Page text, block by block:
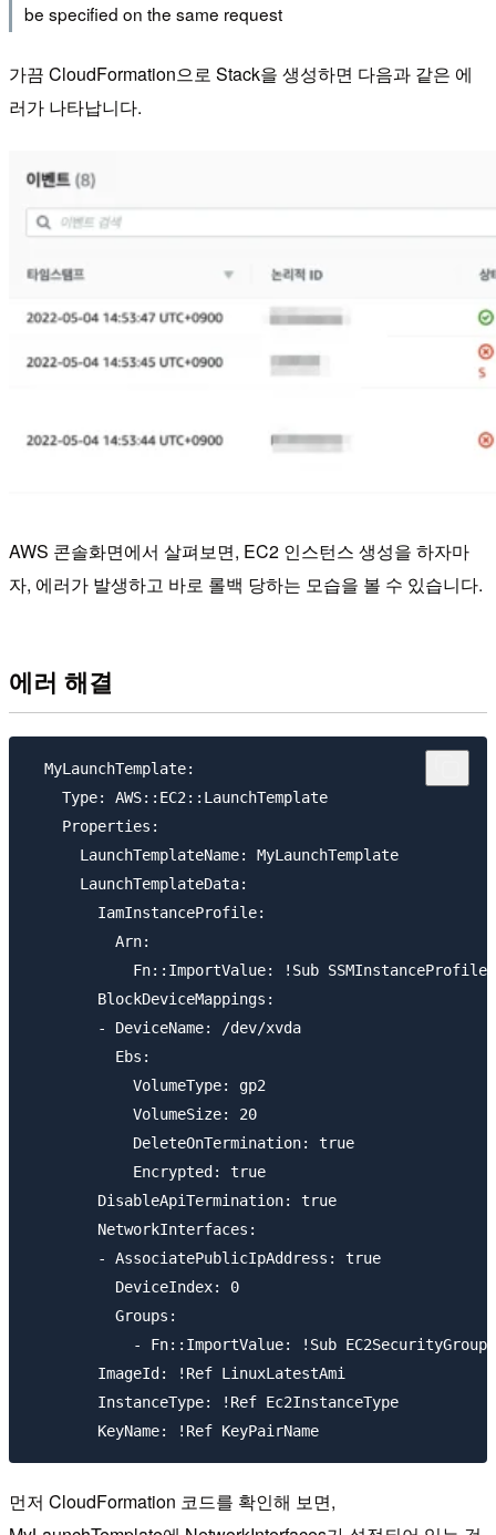
be specified on the same request
가끔 CloudFormation으로 Stack을 생성하면 다음과 같은 에
러가 나타납니다.
AWS 콘솔화면에서 살펴보면, EC2 인스턴스 생성을 하자마
자, 에러가 발생하고 바로 롤백 당하는 모습을 볼 수 있습니다.
에러 해결
  MyLaunchTemplate:
    Type: AWS::EC2::LaunchTemplate
    Properties:
      LaunchTemplateName: MyLaunchTemplate
      LaunchTemplateData:
        IamInstanceProfile:
          Arn:
            Fn::ImportValue: !Sub SSMInstanceProfile
        BlockDeviceMappings:
        - DeviceName: /dev/xvda
          Ebs:
            VolumeType: gp2
            VolumeSize: 20
            DeleteOnTermination: true
            Encrypted: true
        DisableApiTermination: true
        NetworkInterfaces:
        - AssociatePublicIpAddress: true
          DeviceIndex: 0
          Groups:
            - Fn::ImportValue: !Sub EC2SecurityGroup1
        ImageId: !Ref LinuxLatestAmi
        InstanceType: !Ref Ec2InstanceType
먼저 CloudFormation 코드를 확인해 보면,